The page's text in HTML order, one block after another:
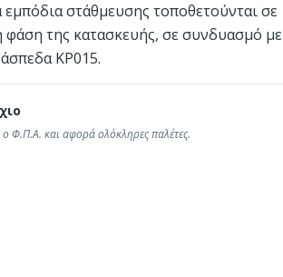
Πολυμπλόκ®
"Πράσινο" σκυρόδεμα
στάθμευσης τοποθετούνται σε
φάση της κατασκευής, σε συνδυασμό με
ΚΡ015.
ο Φ.Π.Α. και αφορά ολόκληρες παλέτες.